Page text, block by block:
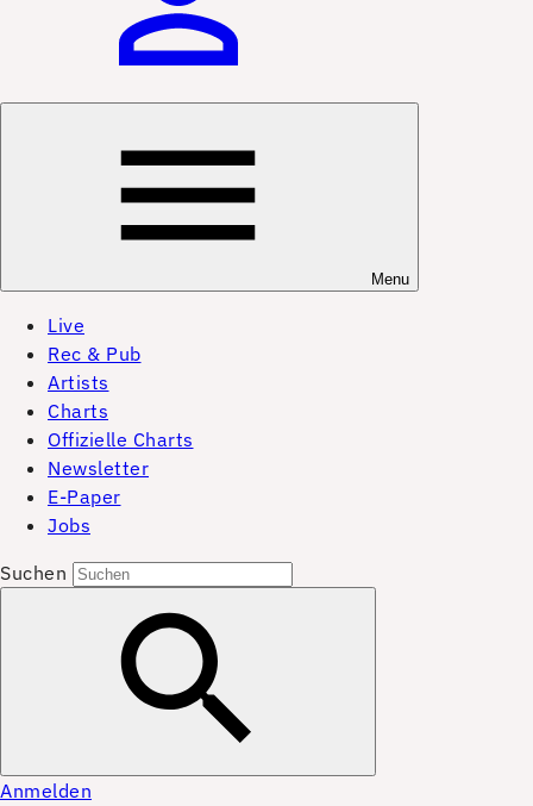
Menu
Live
Rec & Pub
Artists
Charts
Offizielle Charts
Newsletter
E-Paper
Jobs
Suchen
Anmelden